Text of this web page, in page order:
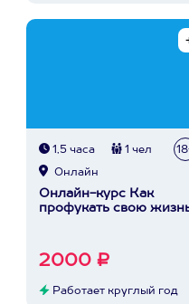
1,5 часа 1 чел
Онлайн
Онлайн-курс Как
профукать свою
2000 ₽
Работает круглый год